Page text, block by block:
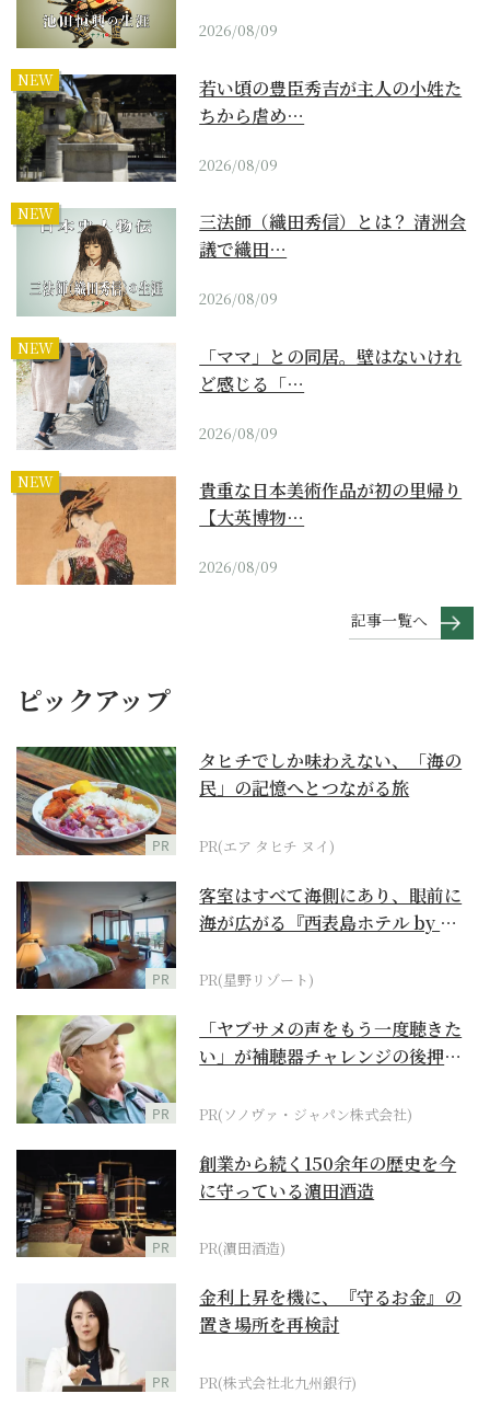
2026/08/09
NEW
若い頃の豊臣秀吉が主人の小姓た
ちから虐め…
2026/08/09
NEW
三法師（織田秀信）とは？ 清洲会
議で織田…
2026/08/09
NEW
「ママ」との同居。壁はないけれ
ど感じる「…
2026/08/09
NEW
貴重な日本美術作品が初の里帰り
【大英博物…
2026/08/09
記事一覧へ
ピックアップ
PR
タヒチでしか味わえない、「海の
民」の記憶へとつながる旅
PR(エア タヒチ ヌイ)
PR
客室はすべて海側にあり、眼前に
海が広がる『西表島ホテル by 星
PR(星野リゾート)
PR
「ヤブサメの声をもう一度聴きた
い」が補聴器チャレンジの後押し
PR(ソノヴァ・ジャパン株式会社)
PR
創業から続く150余年の歴史を今
に守っている濵田酒造
PR(濵田酒造)
PR
金利上昇を機に、『守るお金』の
置き場所を再検討
PR(株式会社北九州銀行)